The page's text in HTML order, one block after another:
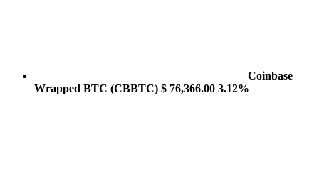
Coinbase
Wrapped BTC (CBBTC) $ 76,366.00 3.12%